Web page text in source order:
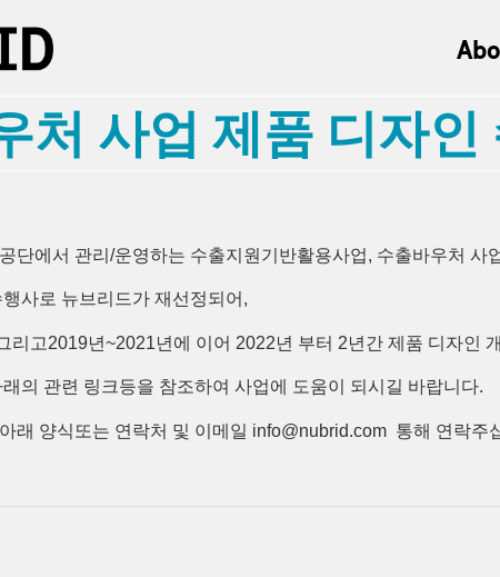
처 사업 제품 디자
단에서 관리/운영하는 수출지원기반활용사업, 수출바우처 사
사로 뉴브리드가 재선정되어,
리고2019년~2021년에 이어 2022년 부터 2년간 제품 디자인
의 관련 링크등을 참조하여 사업에 도움이 되시길 바랍니다.
래 양식또는 연락처 및 이메일 info@nubrid.com 통해 연락주